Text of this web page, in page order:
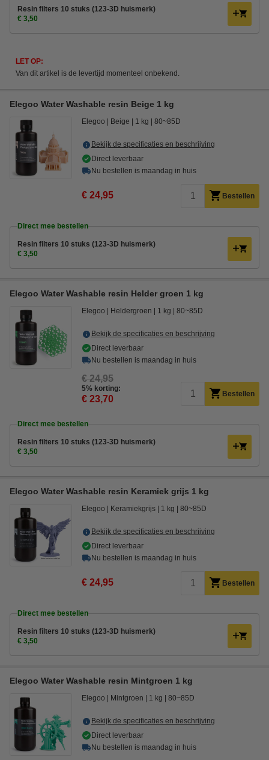
Resin filters 10 stuks (123-3D huismerk)
€ 3,50
LET OP:
Van dit artikel is de levertijd momenteel onbekend.
Elegoo Water Washable resin Beige 1 kg
Elegoo Beige 1 kg 80~85D
Bekijk de specificaties en beschrijving
Direct leverbaar
Nu bestellen is maandag in huis
€ 24,95 Bestellen
Direct mee bestellen
Resin filters 10 stuks (123-3D huismerk)
€ 3,50
Elegoo Water Washable resin Helder groen 1 kg
Elegoo Heldergroen 1 kg 80~85D
Bekijk de specificaties en beschrijving
Direct leverbaar
Nu bestellen is maandag in huis
€ 24,95
5% korting:
€ 23,70 Bestellen
Direct mee bestellen
Resin filters 10 stuks (123-3D huismerk)
€ 3,50
Elegoo Water Washable resin Keramiek grijs 1 kg
Elegoo Keramiekgrijs 1 kg 80~85D
Bekijk de specificaties en beschrijving
Direct leverbaar
Nu bestellen is maandag in huis
€ 24,95 Bestellen
Direct mee bestellen
Resin filters 10 stuks (123-3D huismerk)
€ 3,50
Elegoo Water Washable resin Mintgroen 1 kg
Elegoo Mintgroen 1 kg 80~85D
Bekijk de specificaties en beschrijving
Direct leverbaar
Nu bestellen is maandag in huis